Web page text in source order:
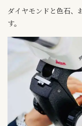
ダイヤモンドと色石、
す。